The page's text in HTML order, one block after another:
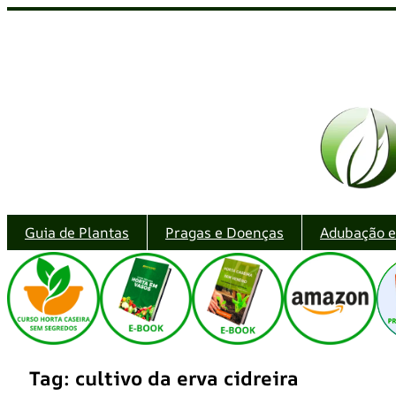
Guia de Plantas Pragas e Doenças Adubação
Tag: cultivo da erva cidreira